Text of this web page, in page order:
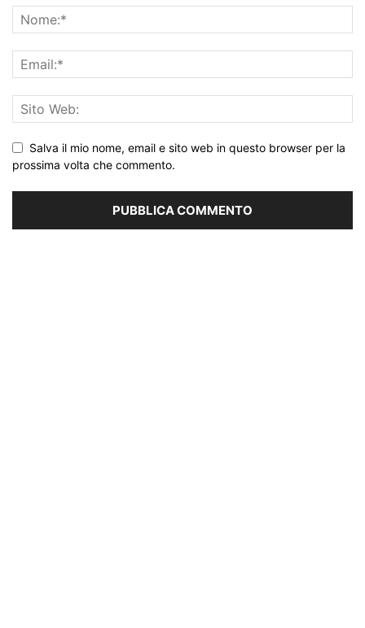
Salva il mio nome, email e sito web in questo browser per la
prossima volta che commento.